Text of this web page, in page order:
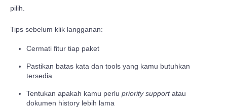
pilih.
Tips sebelum klik langganan:
Cermati fitur tiap paket
Pastikan batas kata dan tools yang kamu butuhkan
tersedia
Tentukan apakah kamu perlu priority supportatau
dokumen history lebih lama